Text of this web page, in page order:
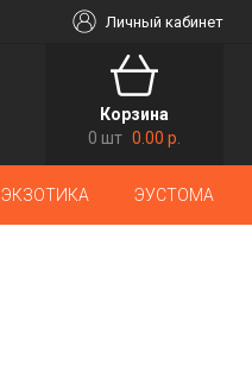
Личный кабинет
Корзина
0 шт 0.00 р.
ЭКЗОТИКА ЭУСТОМА